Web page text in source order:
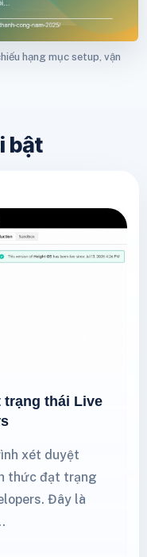
hạng mục setup, vận
bật
trạng thái Live
xét duyệt
thức đạt trạng
Đây là